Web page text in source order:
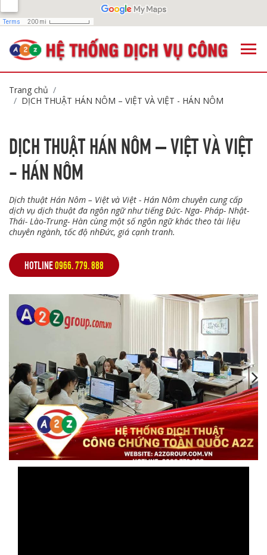
Trang chủ
DỊCH THUẬT HÁN NÔM – VIỆT VÀ VIỆT - HÁN NÔM
DỊCH THUẬT HÁN NÔM – VIỆT VÀ VIỆT
- HÁN NÔM
Dịch thuật Hán Nôm – Việt và Việt - Hán Nôm chuyên cung cấp
dịch vụ dịch thuật đa ngôn ngữ như tiếng Đức- Nga- Pháp- Nhật-
Thái- Lào-Trung- Hàn cùng một số ngôn ngữ khác theo tài liệu
chuyên ngành, tốc độ nhĐức, giá cạnh tranh.
HOTLINE0966. 779. 888
,,,,,,,